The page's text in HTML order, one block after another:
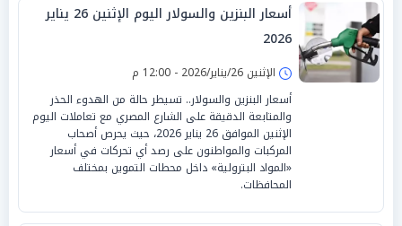
أسعار البنزين والسولار اليوم الإثنين 26 يناير
2026
الإثنين 26/يناير/2026 - 12:00 م
أسعار البنزين والسولار.. تسيطر حالة من الهدوء الحذر
والمتابعة الدقيقة على الشارع المصري مع تعاملات اليوم
الإثنين الموافق 26 يناير 2026، حيث يحرص أصحاب
المركبات والمواطنون على رصد أي تحركات في أسعار
«المواد البترولية» داخل محطات التموين بمختلف
المحافظات.